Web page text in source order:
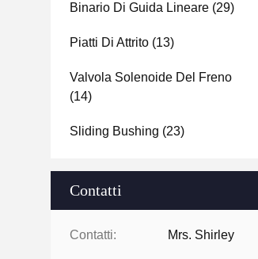
Binario Di Guida Lineare (29)
Piatti Di Attrito (13)
Valvola Solenoide Del Freno
(14)
Sliding Bushing (23)
Contatti
Contatti: Mrs. Shirley